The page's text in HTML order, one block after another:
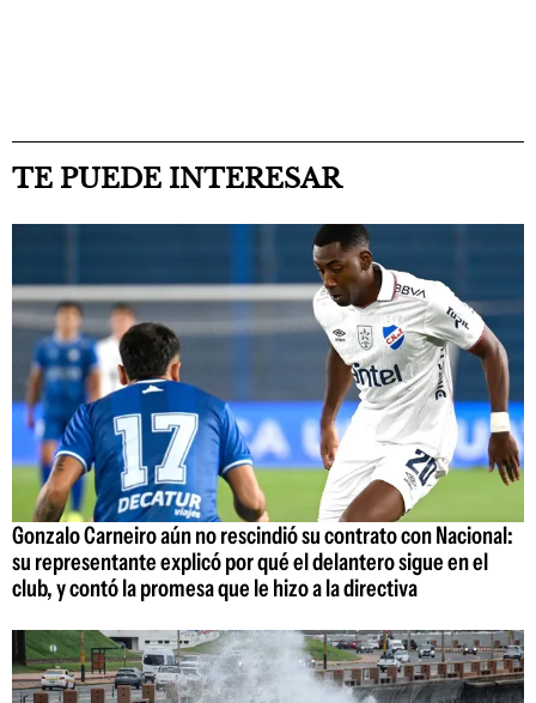
TE PUEDE INTERESAR
Gonzalo Carneiro aún no rescindió su contrato con Nacional:
su representante explicó por qué el delantero sigue en el
club, y contó la promesa que le hizo a la directiva